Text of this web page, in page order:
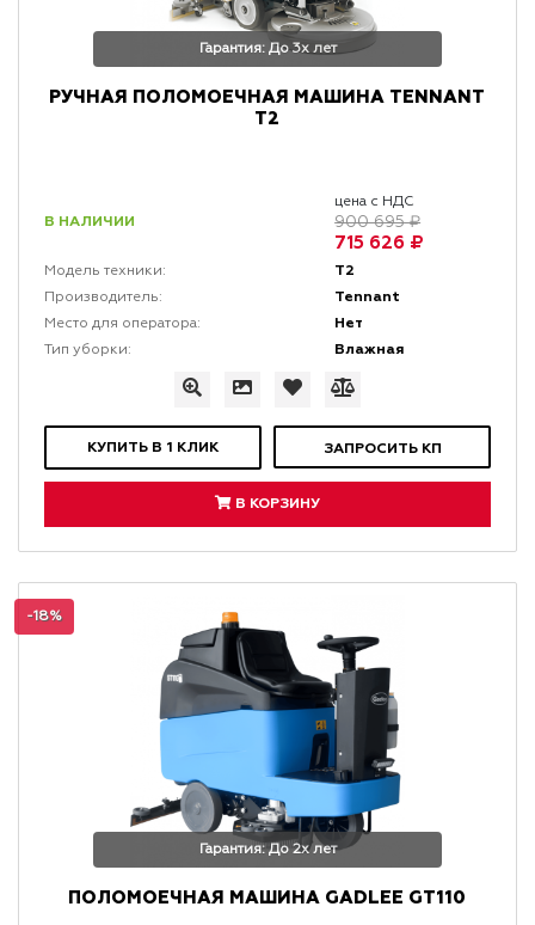
Гарантия: До 3х лет
РУЧНАЯ ПОЛОМОЕЧНАЯ МАШИНА TENNANT
T2
В НАЛИЧИИ
цена с НДС
900 695 ₽
715 626 ₽
Модель техники: T2
Производитель: Tennant
Место для оператора: Нет
Тип уборки: Влажная
КУПИТЬ В 1 КЛИК ЗАПРОСИТЬ КП
В КОРЗИНУ
-18%
Гарантия: До 2х лет
ПОЛОМОЕЧНАЯ МАШИНА GADLEE GT110